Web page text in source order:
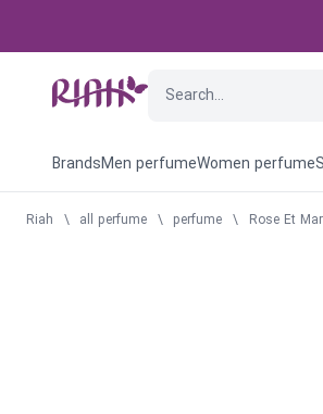
BrandsMen perfumeWomen perfume
Riah \ all perfume \ perfume \ Rose Et